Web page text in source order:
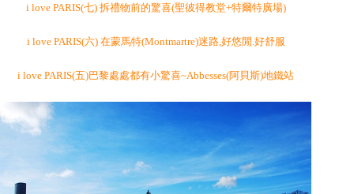
i love PARIS(七) 拆禮物前的驚喜(聖彼得教堂+特爾特廣場)
i love PARIS(六) 在蒙馬特(Montmartre)迷路,好悠閒.好舒服
i love PARIS(五)巴黎處處都有小驚喜~Abbesses(阿貝斯)地鐵站